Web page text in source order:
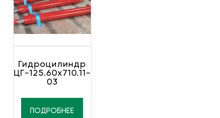
Гидроцилиндр
ЦГ-125.60х710.11-
03
ПОДРОБНЕЕ